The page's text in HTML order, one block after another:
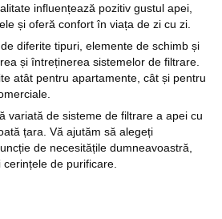
influențează pozitiv gustul apei,
și oferă confort în viața de zi cu zi.
diferite tipuri, elemente de schimb și
și întreținerea sistemelor de filtrare.
atât pentru apartamente, cât și pentru
variată de sisteme de filtrare a apei cu
țara. Vă ajutăm să alegeți
de necesitățile dumneavoastră,
de purificare.